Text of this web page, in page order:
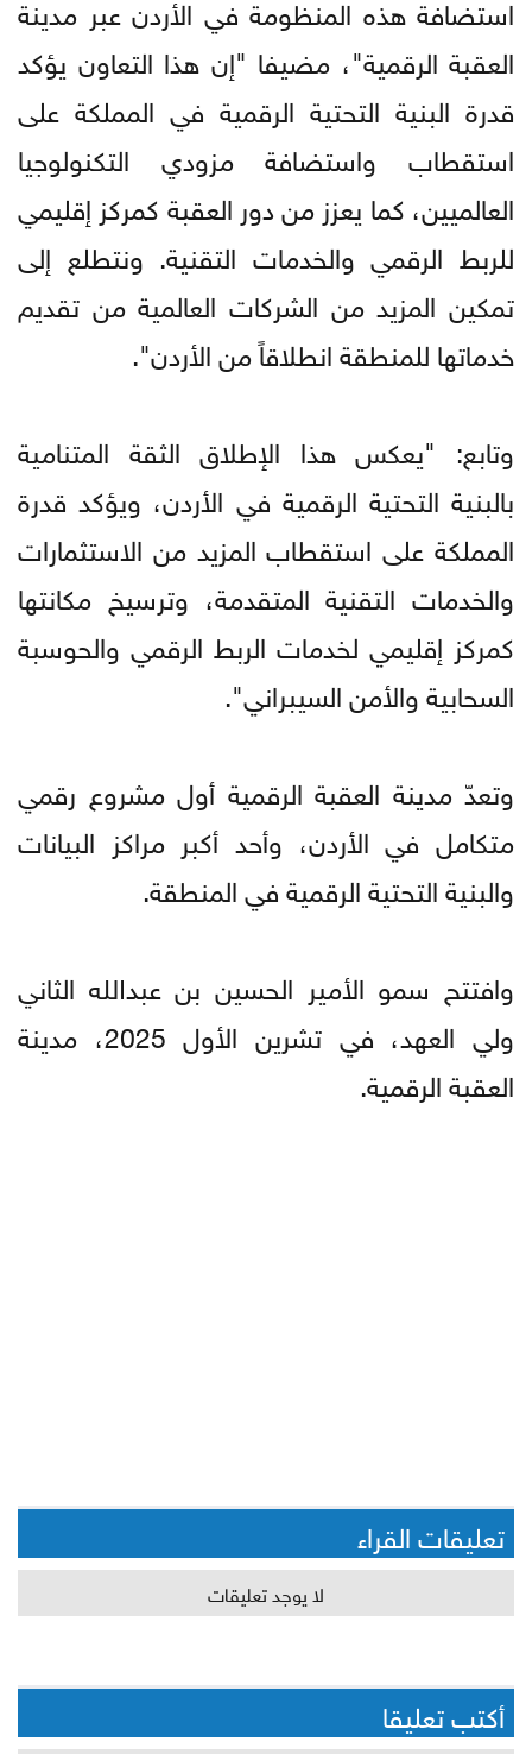
استضافة هذه المنظومة في الأردن عبر مدينة
العقبة الرقمية"، مضيفا "إن هذا التعاون يؤكد
قدرة البنية التحتية الرقمية في المملكة على
استقطاب واستضافة مزودي التكنولوجيا
العالميين، كما يعزز من دور العقبة كمركز إقليمي
للربط الرقمي والخدمات التقنية. ونتطلع إلى
تمكين المزيد من الشركات العالمية من تقديم
خدماتها للمنطقة انطلاقاً من الأردن".
وتابع: "يعكس هذا الإطلاق الثقة المتنامية
بالبنية التحتية الرقمية في الأردن، ويؤكد قدرة
المملكة على استقطاب المزيد من الاستثمارات
والخدمات التقنية المتقدمة، وترسيخ مكانتها
كمركز إقليمي لخدمات الربط الرقمي والحوسبة
السحابية والأمن السيبراني".
وتعدّ مدينة العقبة الرقمية أول مشروع رقمي
متكامل في الأردن، وأحد أكبر مراكز البيانات
والبنية التحتية الرقمية في المنطقة.
وافتتح سمو الأمير الحسين بن عبدﷲ الثاني
ولي العهد، في تشرين الأول 2025، مدينة
العقبة الرقمية.
تعليقات القراء
لا يوجد تعليقات
أكتب تعليقا